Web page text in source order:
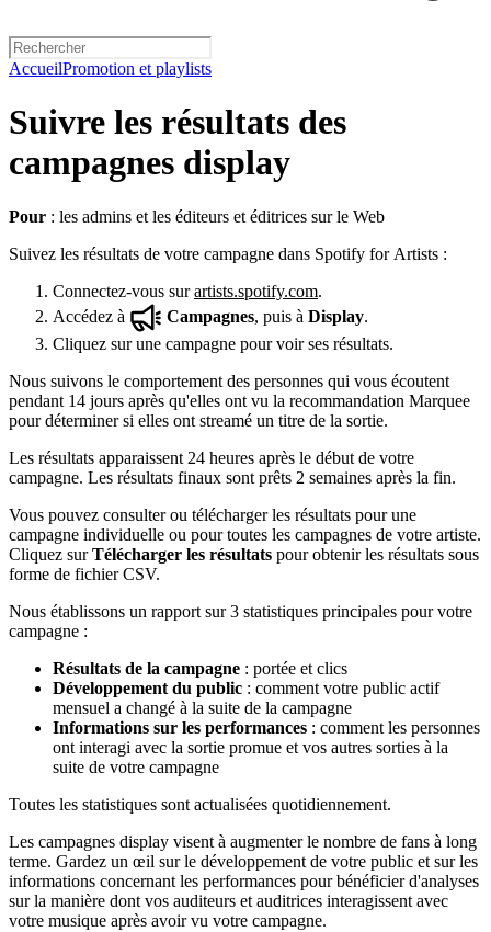
AccueilPromotion et playlists
Suivre les résultats des
campagnes display
Pour : les admins et les éditeurs et éditrices sur le Web
Suivez les résultats de votre campagne dans Spotify for Artists :
Connectez-vous surartists.spotify.com.
Accédez à
Campagnes, puis à Display.
Cliquez sur une campagne pour voir ses résultats.
Nous suivons le comportement des personnes qui vous écoutent
pendant 14 jours après qu'elles ont vu la recommandation Marquee
pour déterminer si elles ont streamé un titre de la sortie.
Les résultats apparaissent 24 heures après le début de votre
campagne. Les résultats finaux sont prêts 2 semaines après la fin.
Vous pouvez consulter ou télécharger les résultats pour une
campagne individuelle ou pour toutes les campagnes de votre artiste.
Cliquez surTélécharger les résultats pour obtenir les résultats sous
forme de fichier CSV.
Nous établissons un rapport sur 3 statistiques principales pour votre
campagne :
Résultats de la campagne : portée et clics
Développement du public : comment votre public actif
mensuel a changé à la suite de la campagne
Informations sur les performances : comment les personnes
ont interagi avec la sortie promue et vos autres sorties à la
suite de votre campagne
Toutes les statistiques sont actualisées quotidiennement.
Les campagnes display visent à augmenter le nombre de fans à long
terme. Gardez un œil sur le développement de votre public et sur les
informations concernant les performances pour bénéficier d'analyses
sur la manière dont vos auditeurs et auditrices interagissent avec
votre musique après avoir vu votre campagne.